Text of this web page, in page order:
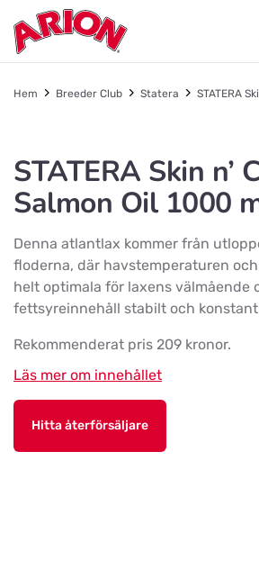
Hem Breeder Club Statera STATERA
STATERA Skin n’
Salmon Oil 1000
Denna atlantlax kommer från
floderna, där havstemperaturen
helt optimala för laxens välmående
fettsyreinnehåll stabilt och
Rekommenderat pris 209 kronor.
Läs mer om innehållet
Hitta återförsäljare